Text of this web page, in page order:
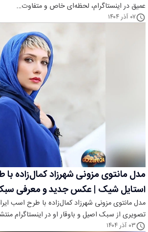
عمیق در اینستاگرام، لحظه‌ای خاص و متفاوت…
۰۷ آذر ۱۴۰۴
مدل مانتوی مزونی شهرزاد کمال‌زاده
استایل شیک | عکس جدید و معرفی سبک
مدل مانتوی مزونی شهرزاد کمال‌زاده با طرح اسب
تصویری از سبک اصیل و باوقار او در اینستاگرام
۰۳ آذر ۱۴۰۴